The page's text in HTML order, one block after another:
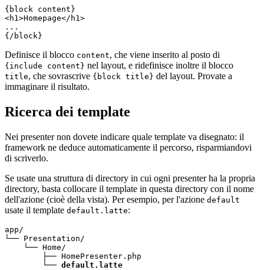
{block content}
<h1>Homepage</h1>
...
Definisce il blocco content, che viene inserito al posto di
{include content} nel layout, e ridefinisce inoltre il blocco
title, che sovrascrive {block title} del layout. Provate a
immaginare il risultato.
Ricerca dei template
Nei presenter non dovete indicare quale template va disegnato: il
framework ne deduce automaticamente il percorso, risparmiandovi
di scriverlo.
Se usate una struttura di directory in cui ogni presenter ha la propria
directory, basta collocare il template in questa directory con il nome
dell'azione (cioè della vista). Per esempio, per l'azione default
usate il template default.latte:
app/
└── Presentation/
    └── Home/
        ├── HomePresenter.php
        └──
default.latte